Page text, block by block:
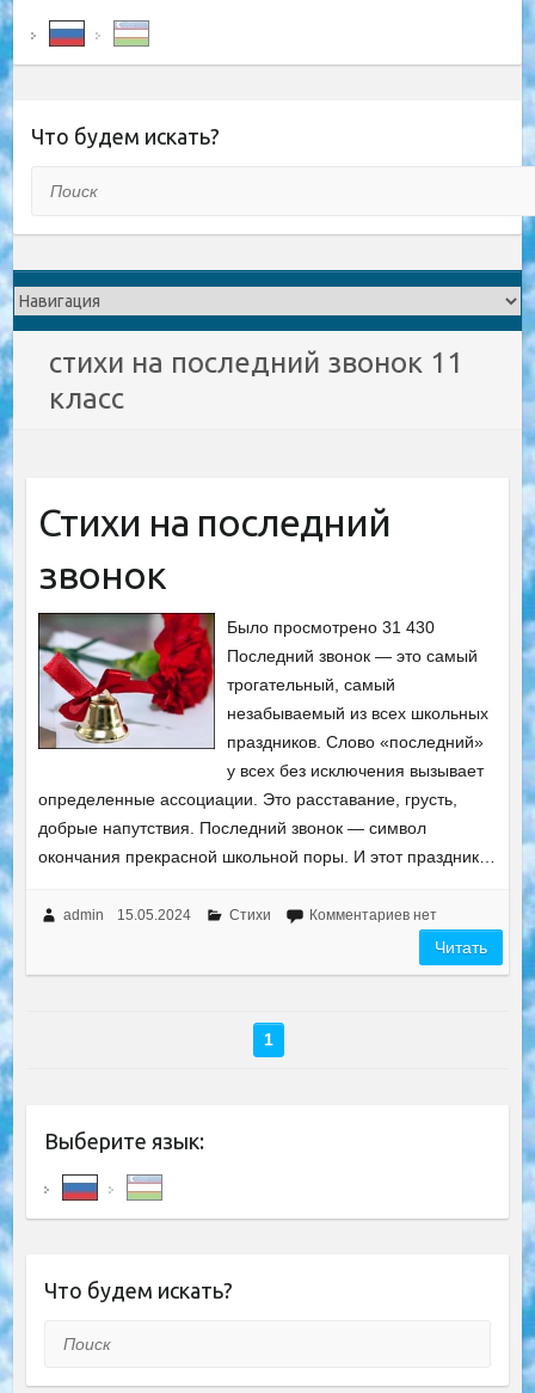
Что будем искать?
стихи на последний звонок 11
класс
Стихи на последний
звонок
Было просмотрено 31 430
Последний звонок — это самый
трогательный, самый
незабываемый из всех школьных
праздников. Слово «последний»
у всех без исключения вызывает
определенные ассоциации. Это расставание, грусть,
добрые напутствия. Последний звонок — символ
окончания прекрасной школьной поры. И этот праздник…
admin 15.05.2024 Стихи Комментариев нет
Читать
1
Выберите язык:
Что будем искать?
Поиск